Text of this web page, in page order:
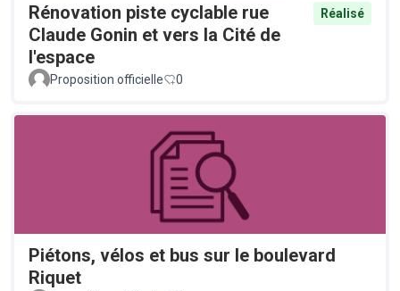
Rénovation piste cyclable rue
Claude Gonin et vers la Cité de
l'espace
Réalisé
Proposition officielle 0
Piétons, vélos et bus sur le boulevard
Riquet